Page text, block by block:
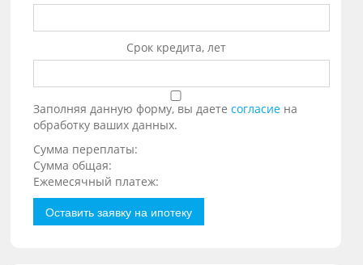
Срок кредита, лет
Заполняя данную форму, вы даетесогласие на
обработку ваших данных.
Сумма переплаты:
Сумма общая:
Ежемесячный платеж:
Оставить заявку на ипотеку